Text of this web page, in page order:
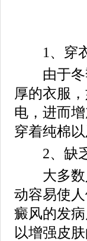
1、穿
由于冬季
厚的衣服
电，进而
穿着纯棉
2、缺
大多数人
动容易使
癜风的发
以增强皮